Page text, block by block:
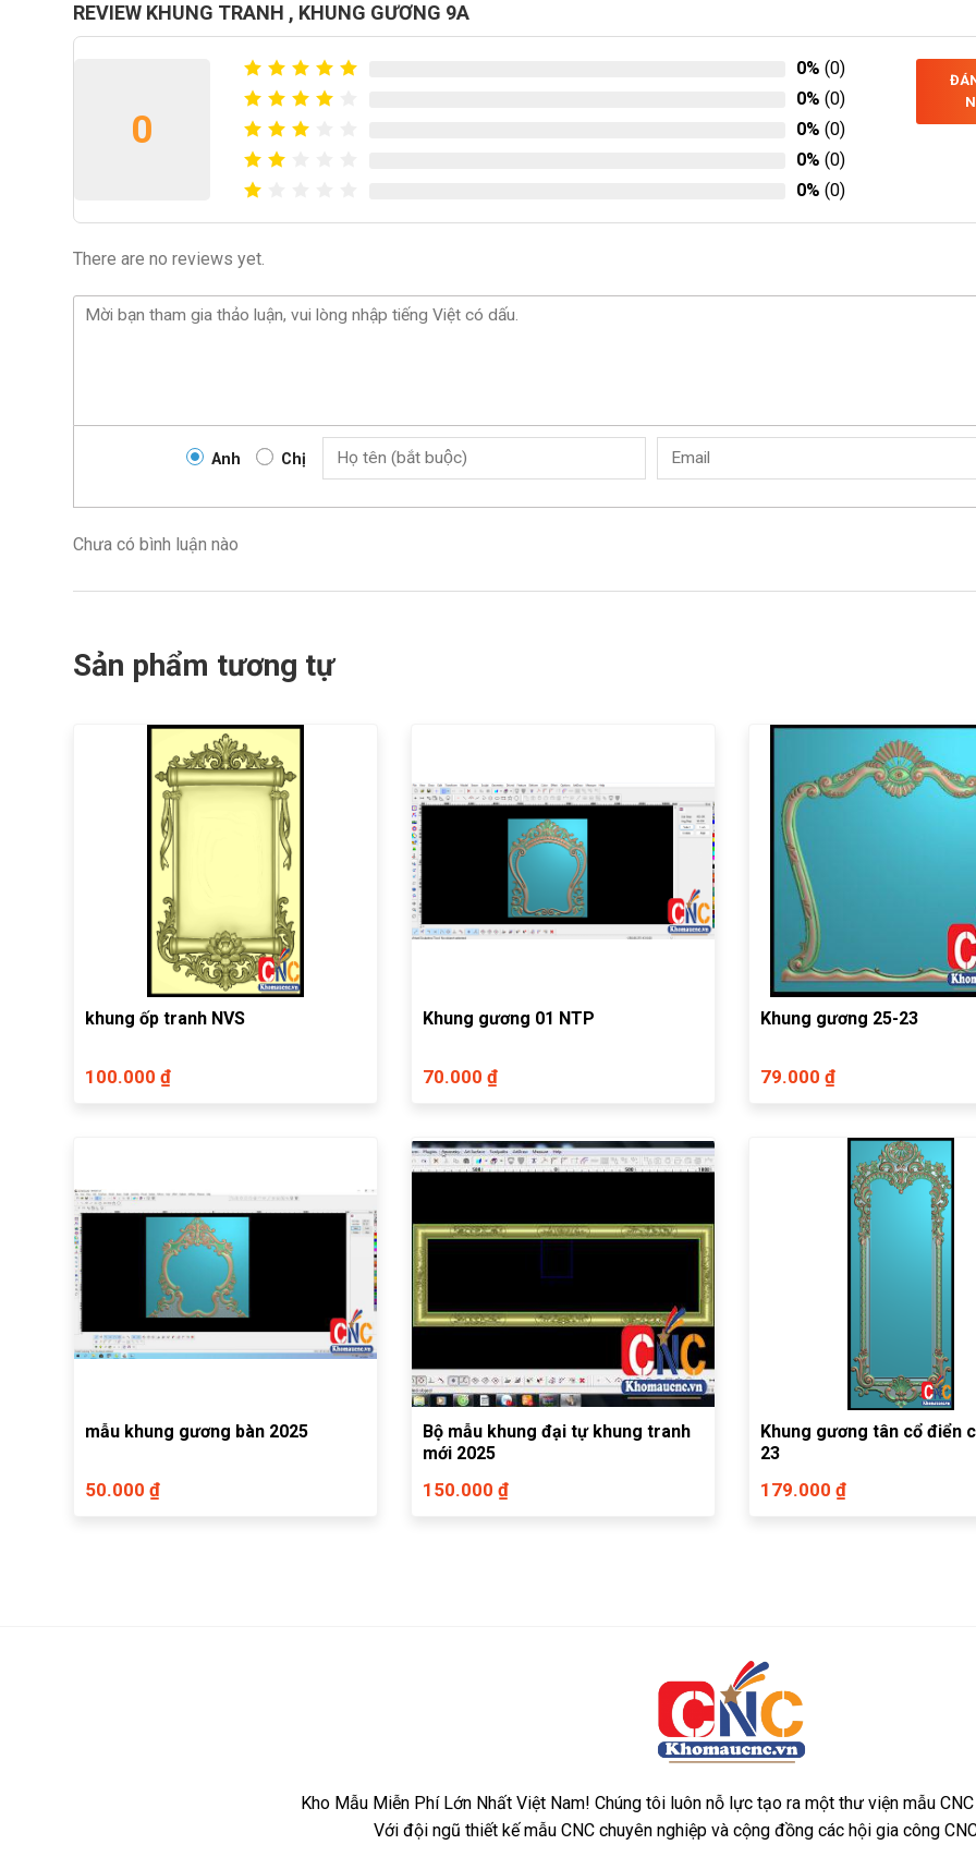
REVIEW KHUNG TRANH , KHUNG GƯƠNG 9A
0
0% (0)
0% (0)
0% (0)
0% (0)
0% (0)
There are no reviews yet.
Anh Chị
Chưa có bình luận nào
Sản phẩm tương tự
khung ốp tranh NVS
100.000 ₫
Khung gương 01 NTP
70.000 ₫
Khung gương 25-23
79.000 ₫
mẫu khung gương bàn 2025
50.000 ₫
Bộ mẫu khung đại tự khung tranh
mới 2025
150.000 ₫
Khung gương tân cổ điển
23
179.000 ₫
Kho Mẫu Miễn Phí Lớn Nhất Việt Nam! Chúng tôi luôn nỗ lực tạo ra một thư viện mẫu
Với đội ngũ thiết kế mẫu CNC chuyên nghiệp và cộng đồng các hội gia công